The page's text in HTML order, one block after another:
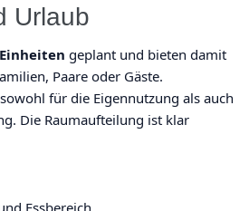
Urlaub
geplant und bieten damit
Paare oder Gäste.
für die Eigennutzung als auch
Die Raumaufteilung ist klar
Essbereich